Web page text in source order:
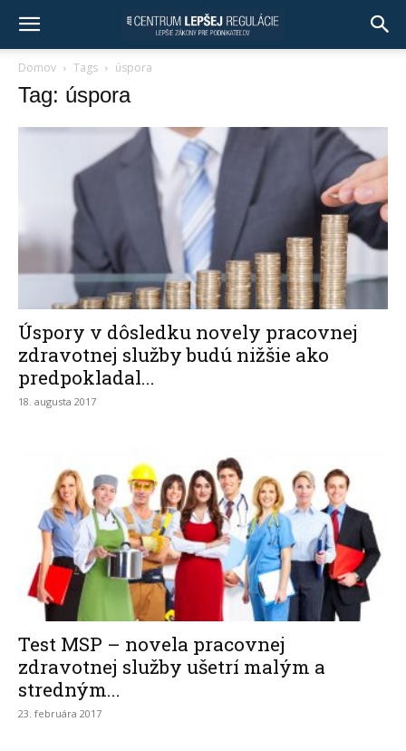
Domov Tags úspora
Tag: úspora
Úspory v dôsledku novely pracovnej
zdravotnej služby budú nižšie ako
predpokladal...
18. augusta 2017
Test MSP – novela pracovnej
zdravotnej služby ušetrí malým a
stredným...
23. februára 2017